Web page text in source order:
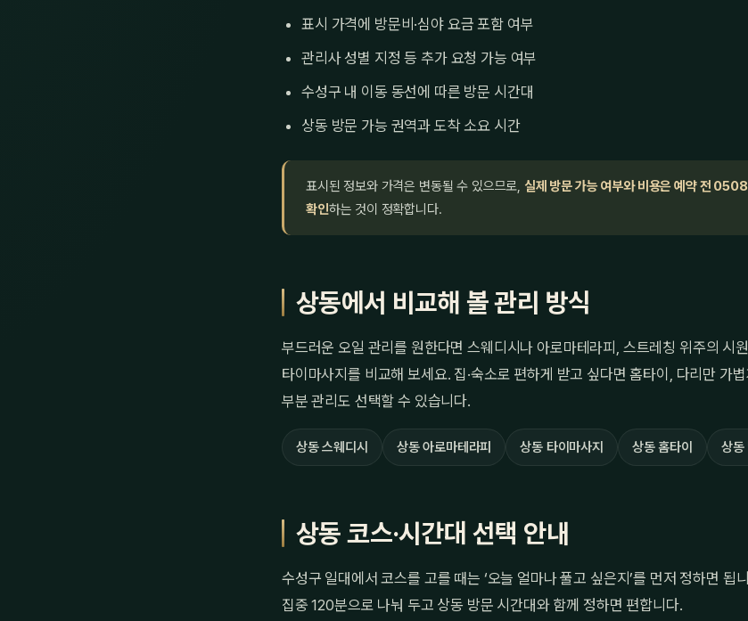
표시 가격에 방문비·심야 요금 포함 여부
관리사 성별 지정 등 추가 요청 가능 여부
수성구 내 이동 동선에 따른 방문 시간대
상동 방문 가능 권역과 도착 소요 시간
표시된 정보와 가격은 변동될 수 있으므로, 실제 방문 가능 여부와 비용은 예약 전
확인하는 것이 정확합니다.
상동에서 비교해 볼 관리 방식
부드러운 오일 관리를 원한다면 스웨디시나 아로마테라피, 스트레칭 위주의 시
타이마사지를 비교해 보세요. 집·숙소로 편하게 받고 싶다면 홈타이, 다리만 가
부분 관리도 선택할 수 있습니다.
상동 스웨디시 상동 아로마테라피 상동 타이마사지 상동 홈타이 상동
상동 코스·시간대 선택 안내
수성구 일대에서 코스를 고를 때는 ‘오늘 얼마나 풀고 싶은지’를 먼저 정하면 됩
집중 120분으로 나눠 두고 상동 방문 시간대와 함께 정하면 편합니다.